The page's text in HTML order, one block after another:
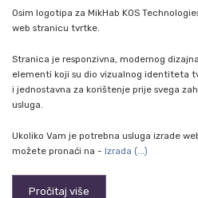
Osim logotipa za MikHab KOS
web stranicu tvrtke.
Stranica je responzivna, modernog
elementi koji su dio vizualnog identiteta
i jednostavna za korištenje prije svega
usluga.
Ukoliko Vam je potrebna usluga izrade
možete pronaći na - Izrada (...)
Pročitaj više